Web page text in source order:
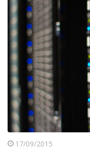
17/09/2015